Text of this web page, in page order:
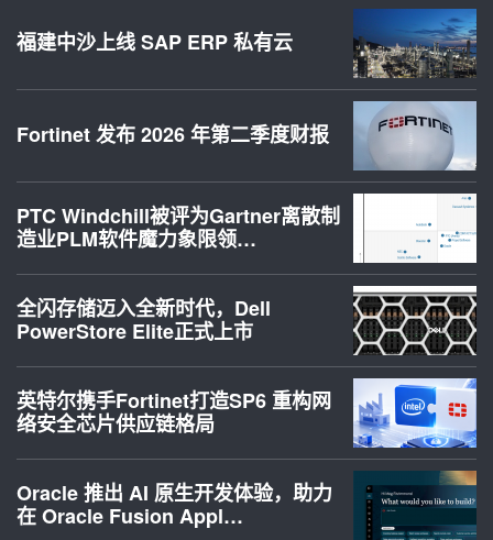
福建中沙上线 SAP ERP 私有云
Fortinet 发布 2026 年第二季度财报
PTC Windchill被评为Gartner离散制
造业PLM软件魔力象限领…
全闪存储迈入全新时代，Dell
PowerStore Elite正式上市
英特尔携手Fortinet打造SP6 重构网
络安全芯片供应链格局
Oracle 推出 AI 原生开发体验，助力
在 Oracle Fusion Appl…